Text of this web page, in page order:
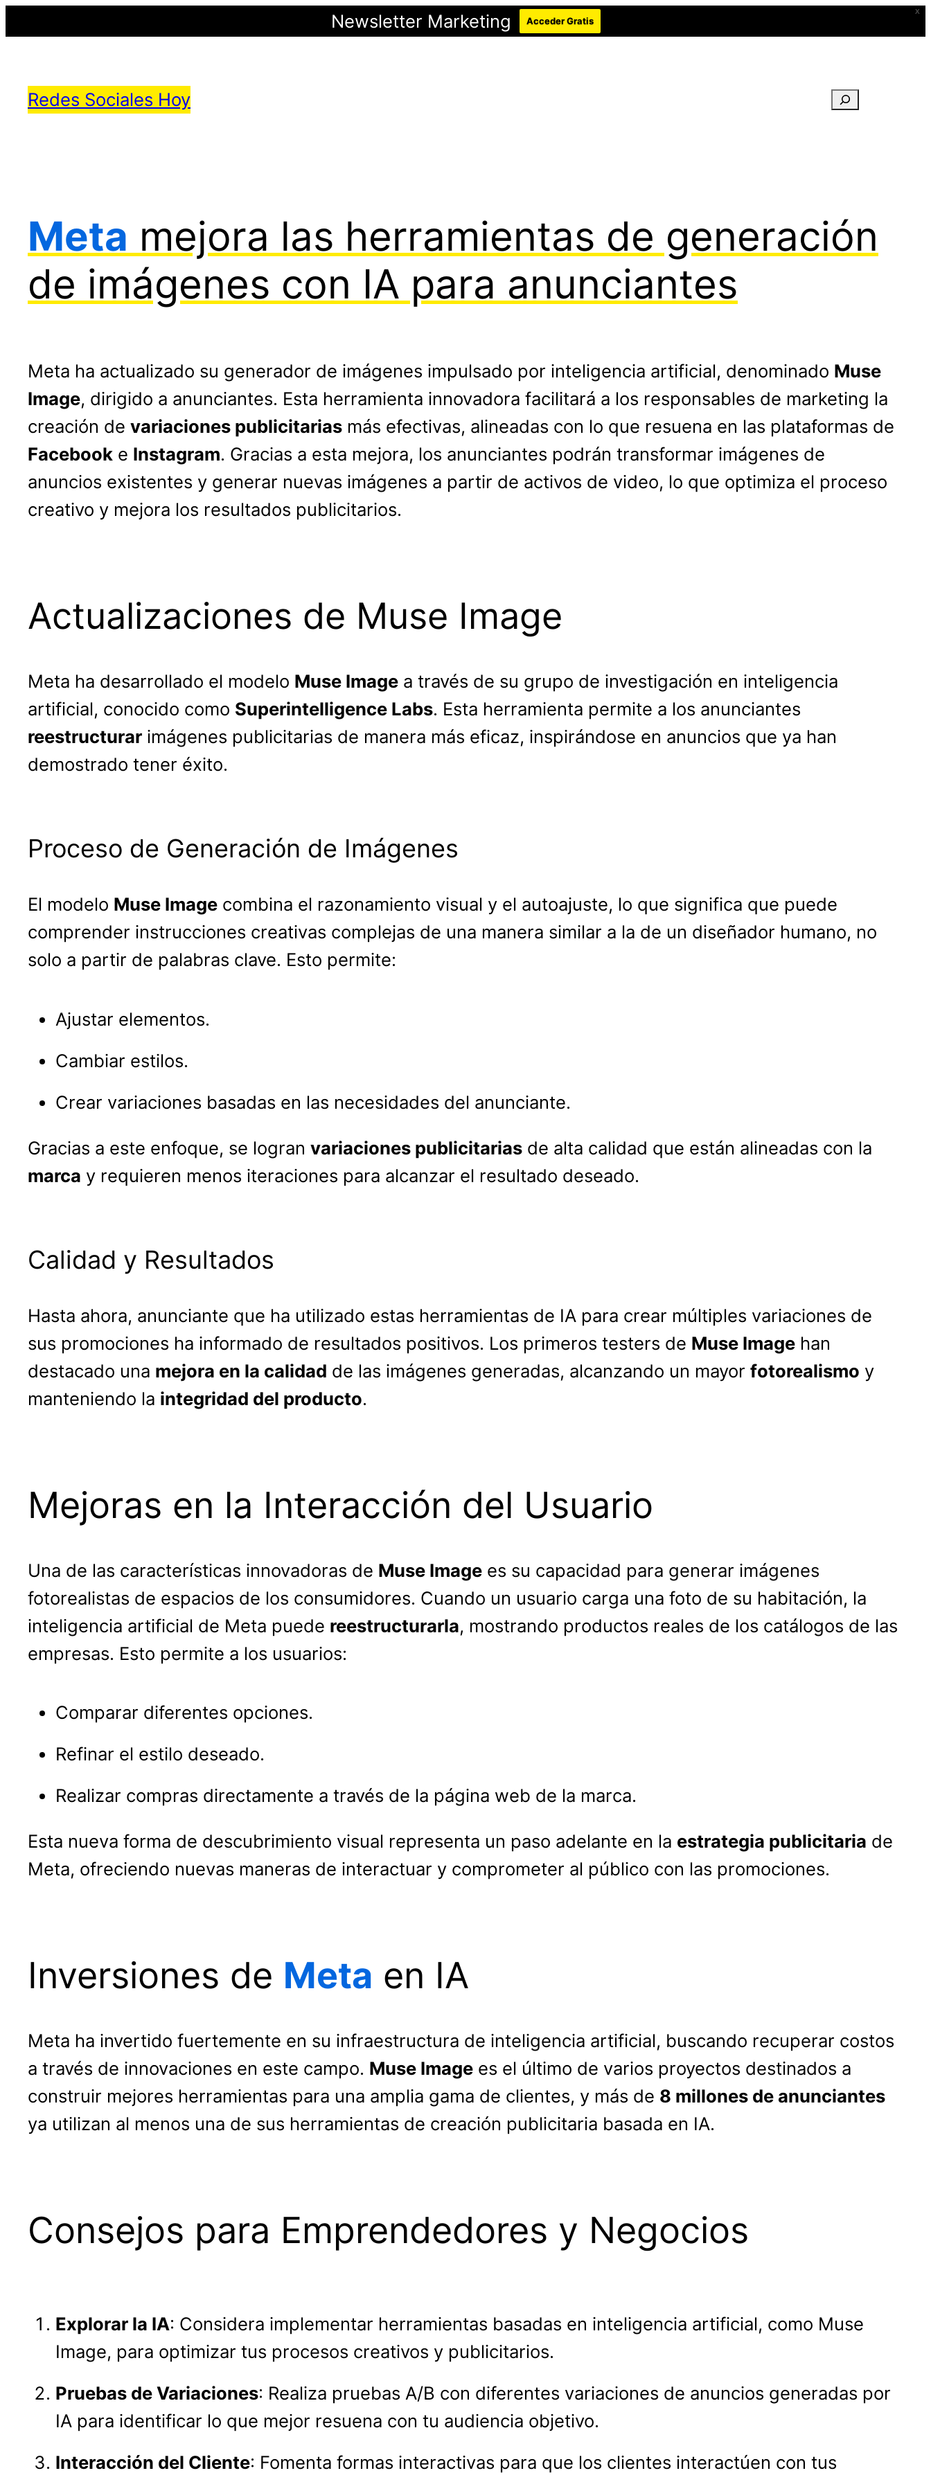
X
Newsletter Marketing Acceder Gratis
contenido
Redes Sociales Hoy Buscar
Meta mejora las herramientas de generación
de imágenes con IA para anunciantes
Meta ha actualizado su generador de imágenes impulsado por inteligencia artificial, denominado Muse
Image, dirigido a anunciantes. Esta herramienta innovadora facilitará a los responsables de marketing la
creación de variaciones publicitarias más efectivas, alineadas con lo que resuena en las plataformas de
Facebook e Instagram. Gracias a esta mejora, los anunciantes podrán transformar imágenes de
anuncios existentes y generar nuevas imágenes a partir de activos de video, lo que optimiza el proceso
creativo y mejora los resultados publicitarios.
Actualizaciones de Muse Image
Meta ha desarrollado el modelo Muse Image a través de su grupo de investigación en inteligencia
artificial, conocido como Superintelligence Labs. Esta herramienta permite a los anunciantes
reestructurar imágenes publicitarias de manera más eficaz, inspirándose en anuncios que ya han
demostrado tener éxito.
Proceso de Generación de Imágenes
El modelo Muse Image combina el razonamiento visual y el autoajuste, lo que significa que puede
comprender instrucciones creativas complejas de una manera similar a la de un diseñador humano, no
solo a partir de palabras clave. Esto permite:
Ajustar elementos.
Cambiar estilos.
Crear variaciones basadas en las necesidades del anunciante.
Gracias a este enfoque, se logran variaciones publicitarias de alta calidad que están alineadas con la
marca y requieren menos iteraciones para alcanzar el resultado deseado.
Calidad y Resultados
Hasta ahora, anunciante que ha utilizado estas herramientas de IA para crear múltiples variaciones de
sus promociones ha informado de resultados positivos. Los primeros testers de Muse Image han
destacado una mejora en la calidad de las imágenes generadas, alcanzando un mayor fotorealismo y
manteniendo la integridad del producto.
Mejoras en la Interacción del Usuario
Una de las características innovadoras de Muse Image es su capacidad para generar imágenes
fotorealistas de espacios de los consumidores. Cuando un usuario carga una foto de su habitación, la
inteligencia artificial de Meta puede reestructurarla, mostrando productos reales de los catálogos de las
empresas. Esto permite a los usuarios:
Comparar diferentes opciones.
Refinar el estilo deseado.
Realizar compras directamente a través de la página web de la marca.
Esta nueva forma de descubrimiento visual representa un paso adelante en la estrategia publicitaria de
Meta, ofreciendo nuevas maneras de interactuar y comprometer al público con las promociones.
Inversiones de Meta en IA
Meta ha invertido fuertemente en su infraestructura de inteligencia artificial, buscando recuperar costos
a través de innovaciones en este campo. Muse Image es el último de varios proyectos destinados a
construir mejores herramientas para una amplia gama de clientes, y más de 8 millones de anunciantes
ya utilizan al menos una de sus herramientas de creación publicitaria basada en IA.
Consejos para Emprendedores y Negocios
Explorar la IA: Considera implementar herramientas basadas en inteligencia artificial, como Muse
Image, para optimizar tus procesos creativos y publicitarios.
Pruebas de Variaciones: Realiza pruebas A/B con diferentes variaciones de anuncios generadas por
IA para identificar lo que mejor resuena con tu audiencia objetivo.
Interacción del Cliente: Fomenta formas interactivas para que los clientes interactúen con tus